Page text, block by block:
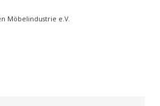
Möbelindustrie e.V.